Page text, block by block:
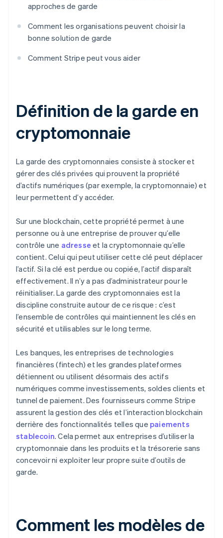
approches de garde
Comment les organisations peuvent choisir la
bonne solution de garde
Comment Stripe peut vous aider
Définition de la garde en
cryptomonnaie
La garde des cryptomonnaies consiste à stocker et
gérer des clés privées qui prouvent la propriété
d’actifs numériques (par exemple, la cryptomonnaie) et
leur permettent d’y accéder.
Sur une blockchain, cette propriété permet à une
personne ou à une entreprise de prouver qu’elle
contrôle une adresse et la cryptomonnaie qu’elle
contient. Celui qui peut utiliser cette clé peut déplacer
l’actif. Si la clé est perdue ou copiée, l’actif disparaît
effectivement. Il n’y a pas d’administrateur pour le
réinitialiser. La garde des cryptomonnaies est la
discipline construite autour de ce risque : c’est
l’ensemble de contrôles qui maintiennent les clés en
sécurité et utilisables sur le long terme.
Les banques, les entreprises de technologies
financières (fintech) et les grandes plateformes
détiennent ou utilisent désormais des actifs
numériques comme investissements, soldes clients et
tunnel de paiement. Des fournisseurs comme Stripe
assurent la gestion des clés et l’interaction blockchain
derrière des fonctionnalités telles que paiements
stablecoin. Cela permet aux entreprises d’utiliser la
cryptomonnaie dans les produits et la trésorerie sans
concevoir ni exploiter leur propre suite d’outils de
garde.
Comment les modèles de